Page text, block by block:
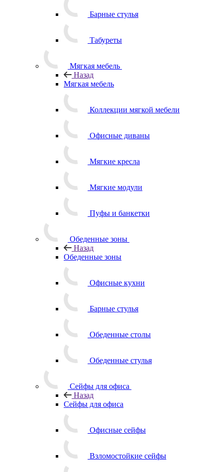
Барные стулья
Табуреты
Мягкая мебель
Назад
Мягкая мебель
Коллекции мягкой мебели
Офисные диваны
Мягкие кресла
Мягкие модули
Пуфы и банкетки
Обеденные зоны
Назад
Обеденные зоны
Офисные кухни
Барные стулья
Обеденные столы
Обеденные стулья
Сейфы для офиса
Назад
Сейфы для офиса
Офисные сейфы
Взломостойкие сейфы